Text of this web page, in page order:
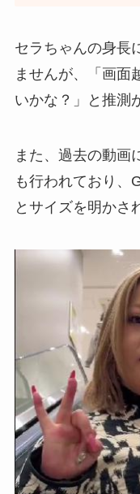
セラちゃんの身長
ませんが、「画面
いかな？」と推測
また、過去の動画
も行われており、
とサイズを明かさ